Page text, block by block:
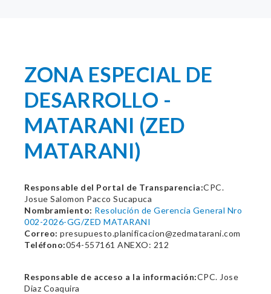
ZONA ESPECIAL DE
DESARROLLO -
MATARANI (ZED
MATARANI)
Responsable del Portal de Transparencia:CPC.
Josue Salomon Pacco Sucapuca
Nombramiento: Resolución de Gerencia General Nro
002-2026-GG/ZED MATARANI
Correo: presupuesto.planificacion@zedmatarani.com
Teléfono:054-557161 ANEXO: 212
Responsable de acceso a la información:CPC. Jose
Diaz Coaquira